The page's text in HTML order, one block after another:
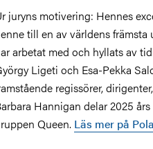
juryns motivering: Hennes
till en av världens
arbetat med och hyllats av
Ligeti och Esa-Pekka
regissörer,
Hannigan delar 2025
Queen. Läs mer på